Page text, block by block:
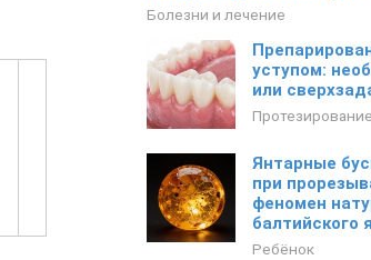
Болезни и лечение
уступом:
или
Протезирование
Янтарные
при
феномен
балтийского
Ребёнок